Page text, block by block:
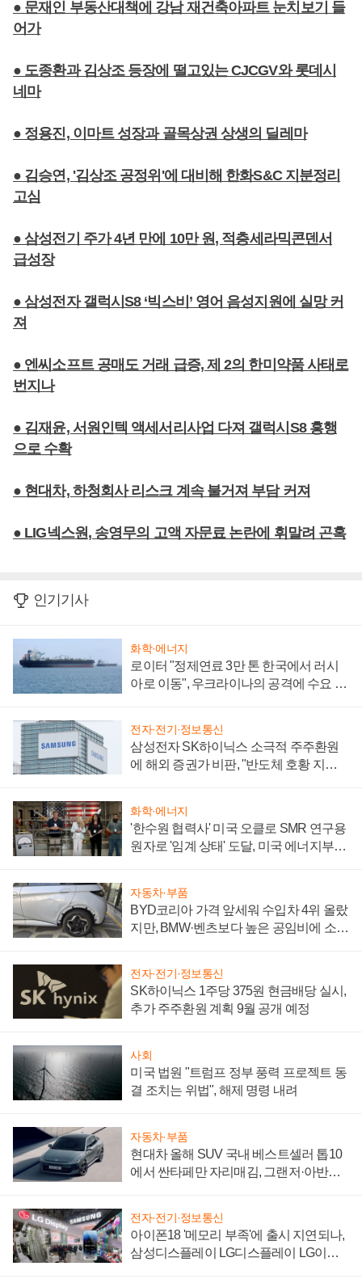
● 문재인 부동산대책에 강남 재건축아파트 눈치보기 들
어가
● 도종환과 김상조 등장에 떨고있는 CJCGV와 롯데시
네마
● 정용진, 이마트 성장과 골목상권 상생의 딜레마
● 김승연, '김상조 공정위'에 대비해 한화S&C 지분정리
고심
● 삼성전기 주가 4년 만에 10만 원, 적층세라믹콘덴서
급성장
● 삼성전자 갤럭시S8 ‘빅스비’ 영어 음성지원에 실망 커
져
● 엔씨소프트 공매도 거래 급증, 제 2의 한미약품 사태로
번지나
● 김재윤, 서원인텍 액세서리사업 다져 갤럭시S8 흥행
으로 수확
● 현대차, 하청회사 리스크 계속 불거져 부담 커져
● LIG넥스원, 송영무의 고액 자문료 논란에 휘말려 곤혹
인기기사
화학·에너지
로이터 "정제연료 3만 톤 한국에서 러시
아로 이동", 우크라이나의 공격에 수요 늘
전자·전기·정보통신
삼성전자 SK하이닉스 소극적 주주환원
에 해외 증권가 비판, "반도체 호황 지속
화학·에너지
'한수원 협력사' 미국 오클로 SMR 연구용
원자로 '임계 상태' 도달, 미국 에너지부
자동차·부품
BYD코리아 가격 앞세워 수입차 4위 올랐
지만, BMW·벤츠보다 높은 공임비에 소비
전자·전기·정보통신
SK하이닉스 1주당 375원 현금배당 실시,
추가 주주환원 계획 9월 공개 예정
사회
미국 법원 "트럼프 정부 풍력 프로젝트 동
결 조치는 위법", 해제 명령 내려
자동차·부품
현대차 올해 SUV 국내 베스트셀러 톱10
에서 싼타페만 자리매김, 그랜저·아반떼
전자·전기·정보통신
아이폰18 '메모리 부족'에 출시 지연되나,
삼성디스플레이 LG디스플레이 LG이노